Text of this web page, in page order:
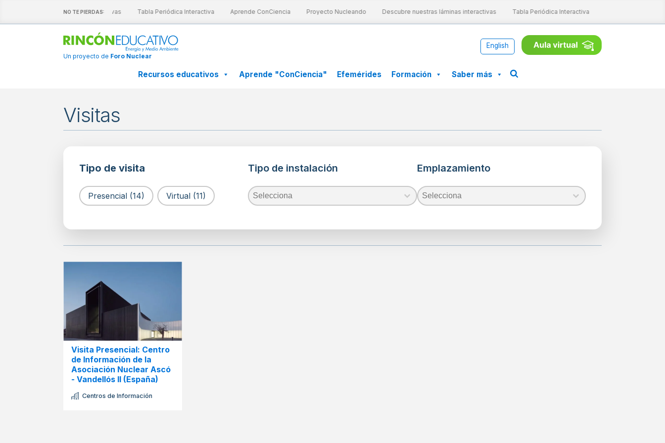
NO TE PIERDAS:
Descubre nuestras láminas interactivas Tabla Periódica Interactiva Aprende ConCiencia Proyecto Nucleando Descubre nuestras láminas interactivas Tabla Periódica Interactiva
Un proyecto de Foro Nuclear
English
Recursos educativos Aprende "ConCiencia" Efemérides Formación Saber más
Visitas
Tipo de visita
Tipo de visita
Presencial (14) Virtual (11)
Tipo de instalación
Tipo de instalación
Tipo de instalación
Tipo de instalación
Emplazamiento
Emplazamiento
Emplazamiento
Emplazamiento
Visita Presencial: Centro
de Información de la
Asociación Nuclear Ascó
- Vandellós II (España)
Centros de Información